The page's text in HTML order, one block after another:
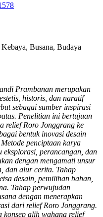
Busana, Budaya
Prambanan merupakan
historis, dan naratif
sebagai sumber inspirasi
Penelitian ini bertujuan
relief Roro Jonggrang ke
bentuk inovasi desain
penciptaan karya
perancangan, dan
dengan mengamati unsur
dan alur cerita. Tahap
desain, pemilihan bahan,
Tahap perwujudan
dengan menerapkan
dari relief Roro Jonggrang.
konsep alih wahana relief